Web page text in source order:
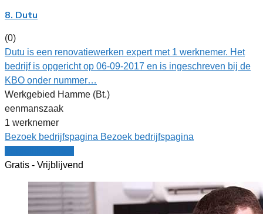
8. Dutu
(0)
Dutu is een renovatiewerken expert met 1 werknemer. Het
bedrijf is opgericht op 06-09-2017 en is ingeschreven bij de
KBO onder nummer…
Werkgebied Hamme (Bt.)
eenmanszaak
1 werknemer
Bezoek bedrijfspagina Bezoek bedrijfspagina
Gratis - Vrijblijvend